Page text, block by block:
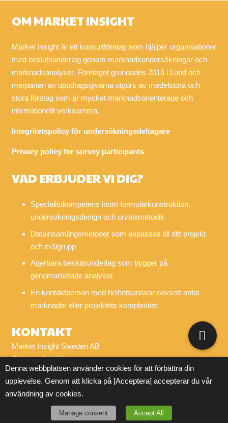
OM MARKET INSIGHT
Market Insight är ett konsultföretag som hjälper organisationer
med beslutsunderlag genom marknadsundersökningar och
marknadsanalyser. Företaget grundades 2016 i Lund och
merparten av uppdragsgivarna utgörs av medelstora och
stora företag som är mycket marknadsorienterade och
internationellt verksamma.
Integritetspolicy för undersökningsdeltagare
Privacy policy for survey participants
VAD ERBJUDER VI DIG?
Specialistkompetens inom formulärkonstruktion,
undersökningsdesign och urvalsmetodik
Datainsamlingsmetoder som anpassas till ditt projekt
och målgrupp
Agerbara beslutsunderlag som bygger på
genomarbetade analyser
En kontaktperson med helhetsansvar oavsett antal
marknader eller projektets komplexitet
KONTAKT
Market Insight Sweden AB
Gyllenkroks Allé
222 24 Lund
Organisationsnummer: 559207-6813
info@marketinsight.se
Denna webbplatsen använder cookies för att förbättra din
upplevelse. Genom att klicka på [Acceptera] accepterar du vår
användning av cookies.
Manage consent Accept All